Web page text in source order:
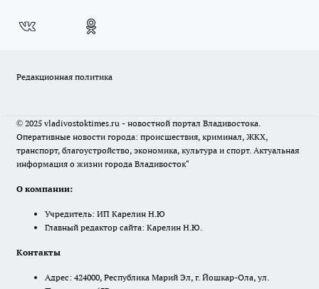
Редакционная политика
© 2025 vladivostoktimes.ru - новостной портал Владивостока.
Оперативные новости города: происшествия, криминал, ЖКХ,
транспорт, благоустройство, экономика, культура и спорт. Актуальная
информация о жизни города Владивосток"
О компании:
Учредитель: ИП Карелин Н.Ю
Главный редактор сайта: Карелин Н.Ю.
Контакты
Адрес: 424000, Республика Марий Эл, г. Йошкар-Ола, ул.